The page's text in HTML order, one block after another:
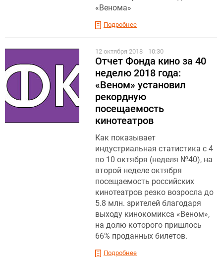
«Венома»
Подробнее
12 октября 2018 10:30
Отчет Фонда кино за 40
неделю 2018 года:
«Веном» установил
рекордную
посещаемость
кинотеатров
Как показывает
индустриальная статистика с 4
по 10 октября (неделя №40), на
второй неделе октября
посещаемость российских
кинотеатров резко возросла до
5.8 млн. зрителей благодаря
выходу кинокомикса «Веном»,
на долю которого пришлось
66% проданных билетов.
Подробнее